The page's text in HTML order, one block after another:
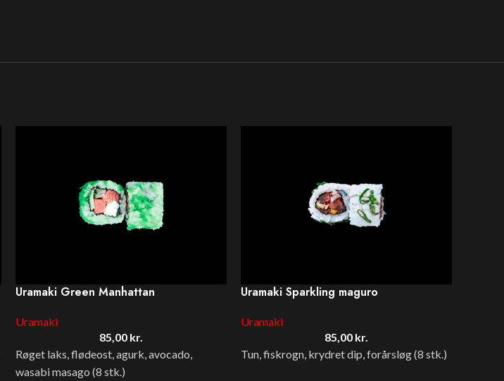
Uramaki Green Manhattan
Uramaki
85,00 kr.
Røget laks, flødeost, agurk, avocado,
wasabi masago (8 stk.)
Uramaki Sparkling maguro
Uramaki
85,00 kr.
Tun, fiskrogn, krydret dip, forårsløg (8 stk.)